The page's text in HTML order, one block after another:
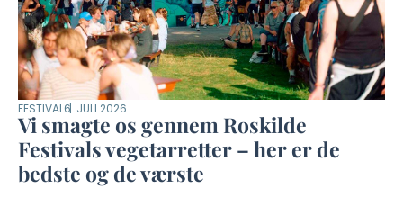
FESTIVAL6. JULI 2026
Vi smagte os gennem Roskilde
Festivals vegetarretter – her er de
bedste og de værste